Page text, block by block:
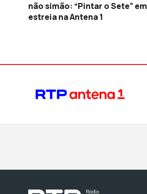
não simão: “Pintar o Sete” em
estreia na Antena 1